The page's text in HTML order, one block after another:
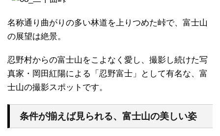
名称通り曲がりの多い林道を上りつめた峠で、富士山
の展望は絶景。
忍野村からの富士山をこよなく愛し、撮影し続けた写
真家・岡田紅陽による「忍野富士」として有名な、富
士山の撮影スポットです。
条件が揃えば見られる、富士山の美しい姿